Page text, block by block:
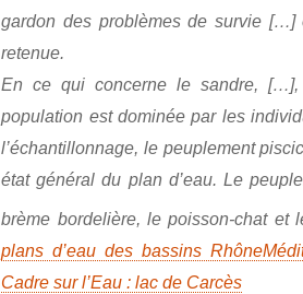
gardon des problèmes de survie […]
retenue.
En ce qui concerne le sandre, […],
population est dominée par les
l’échantillonnage, le peuplement
état général du plan d’eau. Le
brème bordelière, le poisson-chat et
plans d’eau des bassins
Cadre sur l’Eau : lac de Carcès